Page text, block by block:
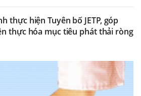
thực hiện Tuyên bố JETP, góp
thực hóa mục tiêu phát thải ròng